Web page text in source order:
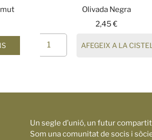
Olivada Negra
2,45€
AFEGEIX A LA
Un segle d’unió, un futur
Som una comunitat de socis i